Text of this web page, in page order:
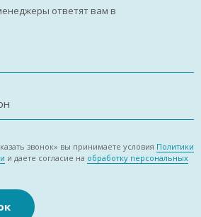
ответят вам в
звонок» вы принимаете условия Политики
и даете согласие на обработку персональных